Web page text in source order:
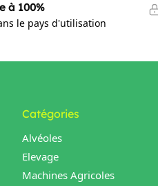
à 100%
le pays d'utilisation
Catégories
Alvéoles
Elevage
Machines Agricoles